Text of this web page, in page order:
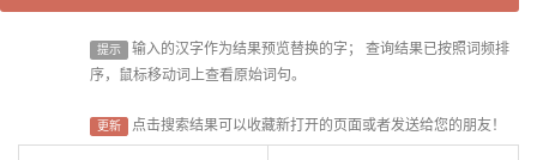
提示
输入的汉字作为结果预览替换的字； 查询结果已按照词频排
序，鼠标移动词上查看原始词句。
更新 点击搜索结果可以收藏新打开的页面或者发送给您的朋友！